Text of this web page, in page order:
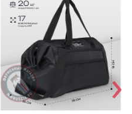
›